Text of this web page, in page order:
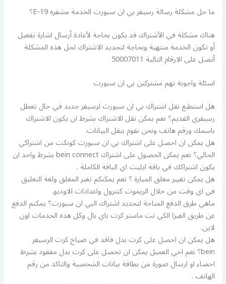
ما حل مشكلة رسالة رسيفر بي ان سبورت الخدمة مشفره E-19؟
هناك مشكلة في الأشتراك قد يكون بحاجة لأعادة أرسال اشارة تفعيل
أو تكون الخدمة منتهية وبحاجة لتجديد الاشتراك لحل هذه المشكلة
أتصل على الارقام التالية 50007011
اسئلة واجوبة تهم مشتركين بي ان سبورت
هل استطيع نقل اشتراك بي ان سبورت لرسيفر جديد في حال تعطل
رسيفري القديم؟ نعم يمكن نقل الاشتراك بشرط ان يكون الاشتراك
باسمك ورقم هاتف ونحن نقوم بنقل البيانات.
هل يمكن ان احصل على اشتراك بي ان سبورت كونكت من اشتراكي
الحالي؟ نعم يمكن الحصول على اشتراك bein connect بشرط واحد ان
يكون اشتراكك في باقة ايليت اي الباقة الكاملة .
هل يمكن تغيير معلق المبارة ؟ نعم يمكنكم تغير المعلق ولغة التعليق
في اي وقت من خلال الريموت كنترول واعدادات الاوديو.
ماهي طرق الدفع المتاحة لتجديد اشتراك البي ان سبورت؟ يمكنم الدفع
عن طريق الفيزا الكي نت ماستر كرت باي بال وكل هذه الخدمات اون
لاين.
هل يمكن ان احصل على كرت بدل فاقد في ضياخ كرت الرسيفر
bein؟ نعم اخي العميل يمكن ان تحصل على كرت بدل مفقود بشرط
احضاء او ارسال صورة من بطاقة بيانات الشخصية والتاكد من رقم
الهاتف .